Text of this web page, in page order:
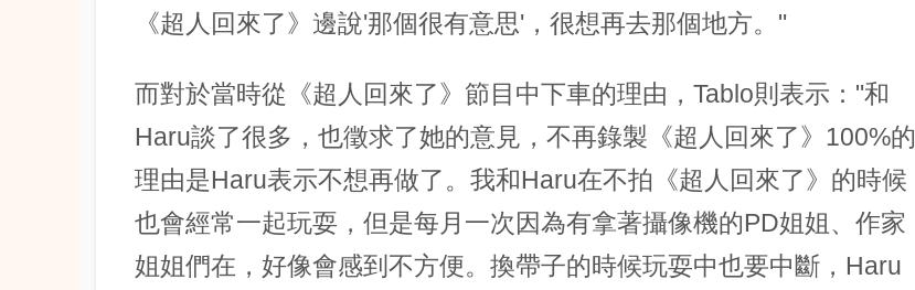
《超人回來了》邊說'那個很有意思'，很想再去那個地方。"
而對於當時從《超人回來了》節目中下車的理由，Tablo則表示："和
Haru談了很多，也徵求了她的意見，不再錄製《超人回來了》100%的
理由是Haru表示不想再做了。我和Haru在不拍《超人回來了》的時候
也會經常一起玩耍，但是每月一次因為有拿著攝像機的PD姐姐、作家
姐姐們在，好像會感到不方便。換帶子的時候玩耍中也要中斷，Haru